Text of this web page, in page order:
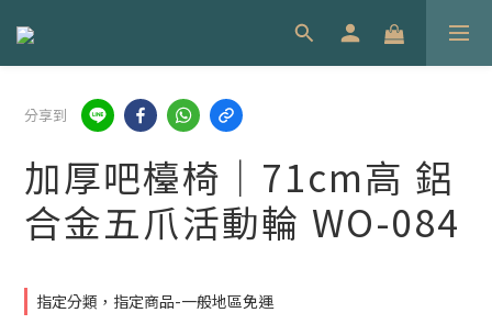
分享到
加厚吧檯椅｜71cm高 鋁
合金五爪活動輪 WO-084
指定分類，指定商品-一般地區免運